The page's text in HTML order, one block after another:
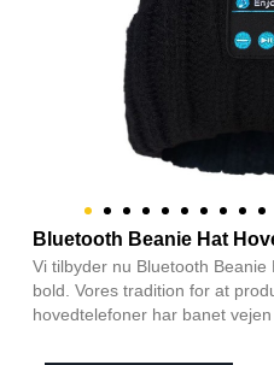
Bluetooth Beanie Hat
Vi tilbyder nu Bluetooth
bold. Vores tradition for at
hovedtelefoner har banet